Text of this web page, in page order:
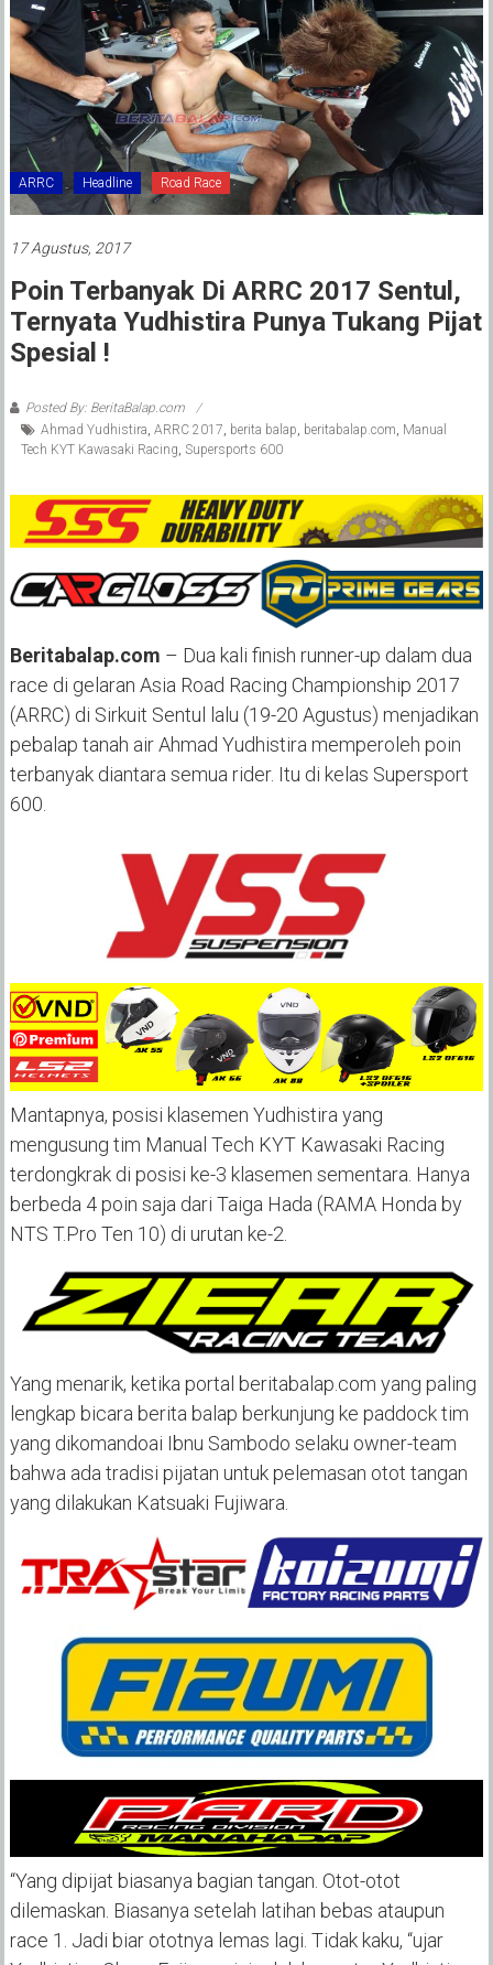
ARRC Headline Road Race
17 Agustus, 2017
Poin Terbanyak Di ARRC 2017 Sentul,
Ternyata Yudhistira Punya Tukang Pijat
Spesial !
Posted By: BeritaBalap.com
Ahmad Yudhistira, ARRC 2017, berita balap, beritabalap.com, Manual
Tech KYT Kawasaki Racing, Supersports 600
Beritabalap.com – Dua kali finish runner-up dalam dua
race di gelaran Asia Road Racing Championship 2017
(ARRC) di Sirkuit Sentul lalu (19-20 Agustus) menjadikan
pebalap tanah air Ahmad Yudhistira memperoleh poin
terbanyak diantara semua rider. Itu di kelas Supersport
600.
Mantapnya, posisi klasemen Yudhistira yang
mengusung tim Manual Tech KYT Kawasaki Racing
terdongkrak di posisi ke-3 klasemen sementara. Hanya
berbeda 4 poin saja dari Taiga Hada (RAMA Honda by
NTS T.Pro Ten 10) di urutan ke-2.
Yang menarik, ketika portal beritabalap.com yang paling
lengkap bicara berita balap berkunjung ke paddock tim
yang dikomandoai Ibnu Sambodo selaku owner-team
bahwa ada tradisi pijatan untuk pelemasan otot tangan
yang dilakukan Katsuaki Fujiwara.
“Yang dipijat biasanya bagian tangan. Otot-otot
dilemaskan. Biasanya setelah latihan bebas ataupun
race 1. Jadi biar ototnya lemas lagi. Tidak kaku, “ujar